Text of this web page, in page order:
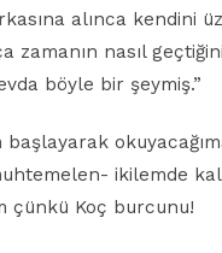
alınca kendini
zamanın nasıl
böyle bir şeymiş.”
başlayarak
ikilemde
çünkü Koç burcunu!